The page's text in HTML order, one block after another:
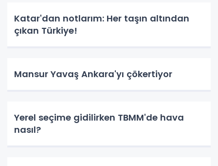
Katar'dan notlarım: Her taşın altından
çıkan Türkiye!
Mansur Yavaş Ankara'yı çökertiyor
Yerel seçime gidilirken TBMM'de hava
nasıl?